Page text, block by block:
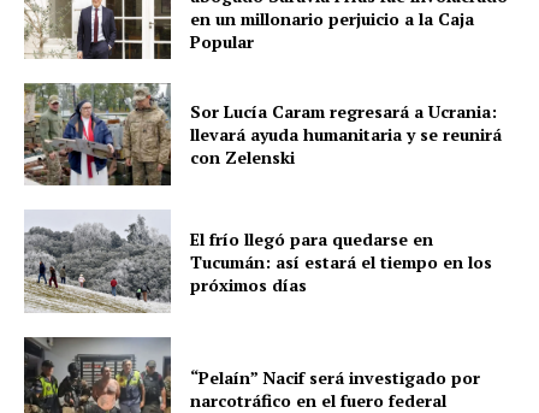
en un millonario perjuicio a la Caja
Popular
Sor Lucía Caram regresará a Ucrania:
llevará ayuda humanitaria y se reunirá
con Zelenski
El frío llegó para quedarse en
Tucumán: así estará el tiempo en los
próximos días
“Pelaín” Nacif será investigado por
narcotráfico en el fuero federal